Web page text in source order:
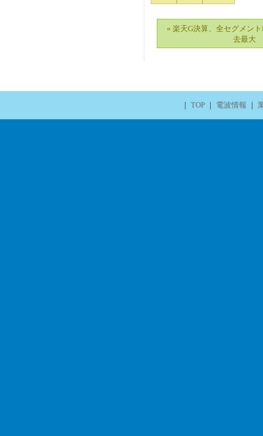
« 楽天G決算、全セグメン
去最大
｜ TOP｜ 電波情報 ｜